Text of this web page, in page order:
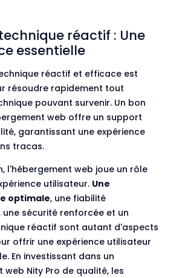
réactif : Une
essentielle
réactif et efficace est
résoudre rapidement tout
pouvant survenir. Un bon
web offre un support
garantissant une expérience
tracas.
l'hébergement web joue un rôle
utilisateur. Une
optimale, une fiabilité
une sécurité renforcée et un
réactif sont autant d'aspects
offrir une expérience utilisateur
En investissant dans un
web Nity Pro de qualité, les